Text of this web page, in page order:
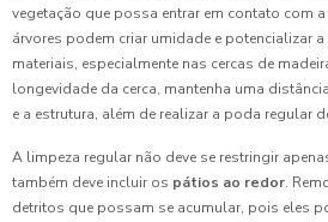
vegetação que possa entrar em contato com
árvores podem criar umidade e potencializar
materiais, especialmente nas cercas de
longevidade da cerca, mantenha uma
e a estrutura, além de realizar a poda regular
A limpeza regular não deve se restringir
também deve incluir os pátios ao redor.
detritos que possam se acumular, pois eles